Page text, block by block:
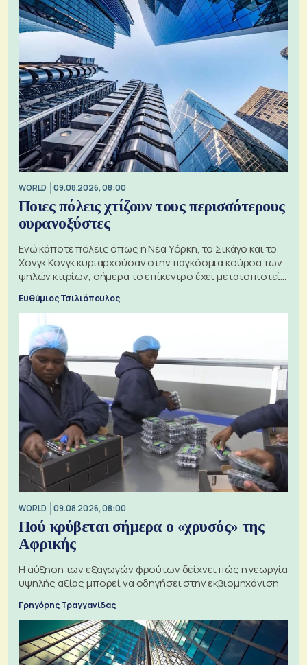
WORLD 09.08.2026, 08:00
Ποιες πόλεις χτίζουν τους περισσότερους
ουρανοξύστες
Ενώ κάποτε πόλεις όπως η Νέα Υόρκη, το Σικάγο και το
Χονγκ Κονγκ κυριαρχούσαν στην παγκόσμια κούρσα των
ψηλών κτιρίων, σήμερα το επίκεντρο έχει μετατοπιστεί
Ευθύμιος Τσιλιόπουλος
WORLD 09.08.2026, 08:00
Πού κρύβεται σήμερα ο «χρυσός» της
Αφρικής
Η αύξηση των εξαγωγών φρούτων δείχνει πώς η γεωργία
υψηλής αξίας μπορεί να οδηγήσει στην εκβιομηχάνιση
Γρηγόρης Τραγγανίδας